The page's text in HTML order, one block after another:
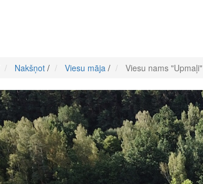
Nakšņot / Viesu māja / Viesu nams "Upmaļi"